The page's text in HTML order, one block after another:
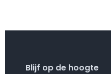
Blijf op de hoogte